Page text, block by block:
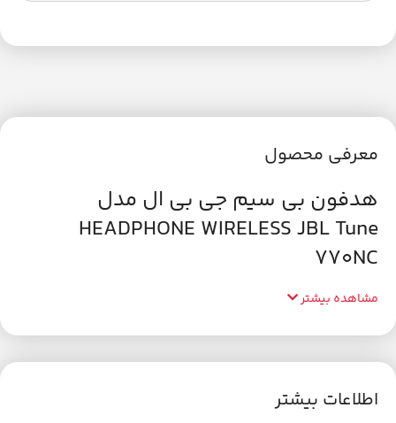
معرفی محصول
هدفون بی سیم جی بی ال مدل
HEADPHONE WIRELESS JBL Tune
770NC
مشاهده بیشتر
اطلاعات بیشتر